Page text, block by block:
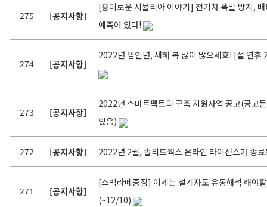
275 [공지사항]
[흥미로운 시뮬리아 이야기] 전기차 폭발 방지,
예측에 있다!
274 [공지사항]
2022년 임인년, 새해 복 많이 많으세호! [설 연휴
273 [공지사항]
2022년 스마트팩토리 구축 지원사업 공고(공고
있음)
272 [공지사항] 2022년 2월, 솔리드웍스 온라인 라이선스가 종
271 [공지사항]
[스벅라떼증정] 이제는 설계자도 유동해석 해야
(~12/10)